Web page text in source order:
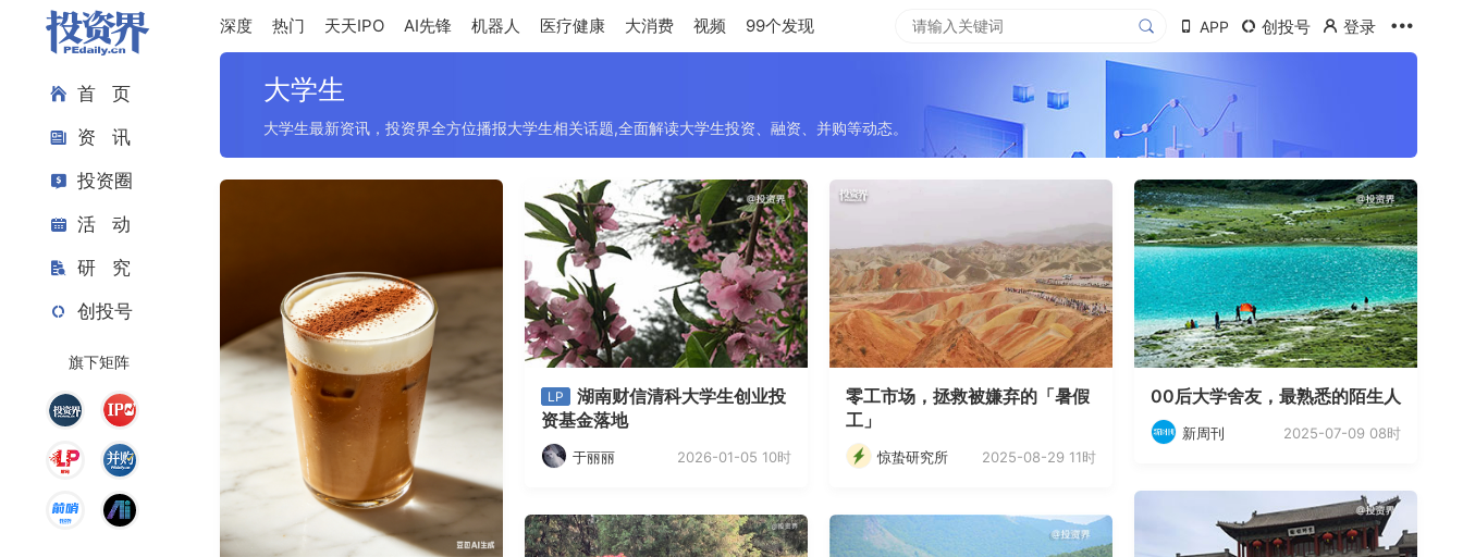
首 页
资 讯
投资圈
活 动
研 究
创投号
旗下矩阵
深度 热门 天天IPO AI先锋 机器人 医疗健康 大消费 视频 99个发现 APP 创投号 登录
大学生
大学生最新资讯，投资界全方位播报大学生相关话题,全面解读大学生投资、融资、并购等动态。
LP
湖南财信清科大学生创业投
资基金落地
于丽丽 2026-01-05 10时
零工市场，拯救被嫌弃的「暑假
工」
惊蛰研究所 2025-08-29 11时
00后大学舍友，最熟悉的陌生人
新周刊 2025-07-09 08时